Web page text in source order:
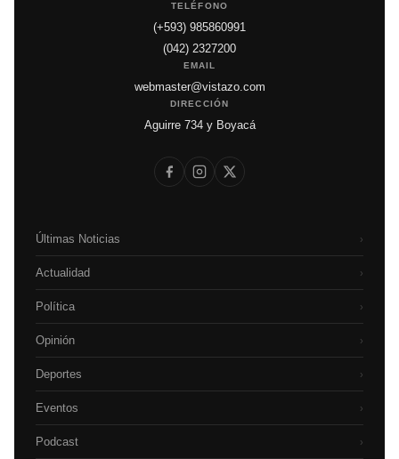
TELÉFONO
(+593) 985860991
(042) 2327200
EMAIL
webmaster@vistazo.com
DIRECCIÓN
Aguirre 734 y Boyacá
Últimas Noticias ›
Actualidad ›
Política ›
Opinión ›
Deportes ›
Eventos ›
Podcast ›